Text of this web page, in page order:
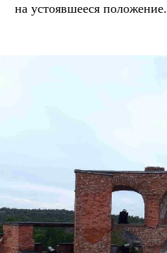
на устоявшееся положение.